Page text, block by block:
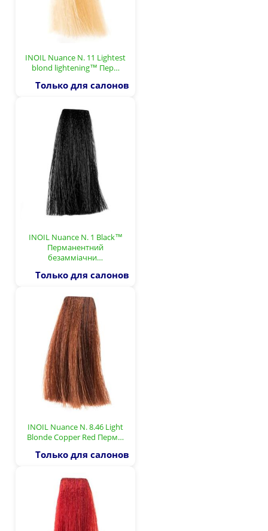
INOIL Nuance N. 11 Lightest
blond lightening™ Пер…
Только для салонов
INOIL Nuance N. 1 Black™
Перманентний
безамміачни…
Только для салонов
INOIL Nuance N. 8.46 Light
Blonde Copper Red Перм…
Только для салонов